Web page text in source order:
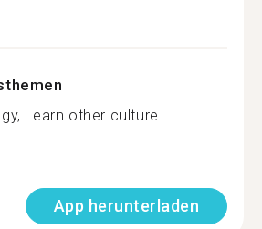
Learn other culture...
App herunterladen